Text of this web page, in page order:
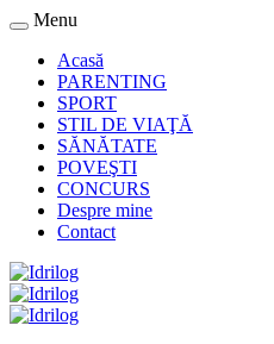
Menu
Acasă
PARENTING
SPORT
STIL DE VIAŢĂ
SĂNĂTATE
POVEŞTI
CONCURS
Despre mine
Contact